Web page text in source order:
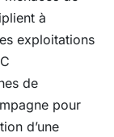
à
exploitations
de
pour
d’une